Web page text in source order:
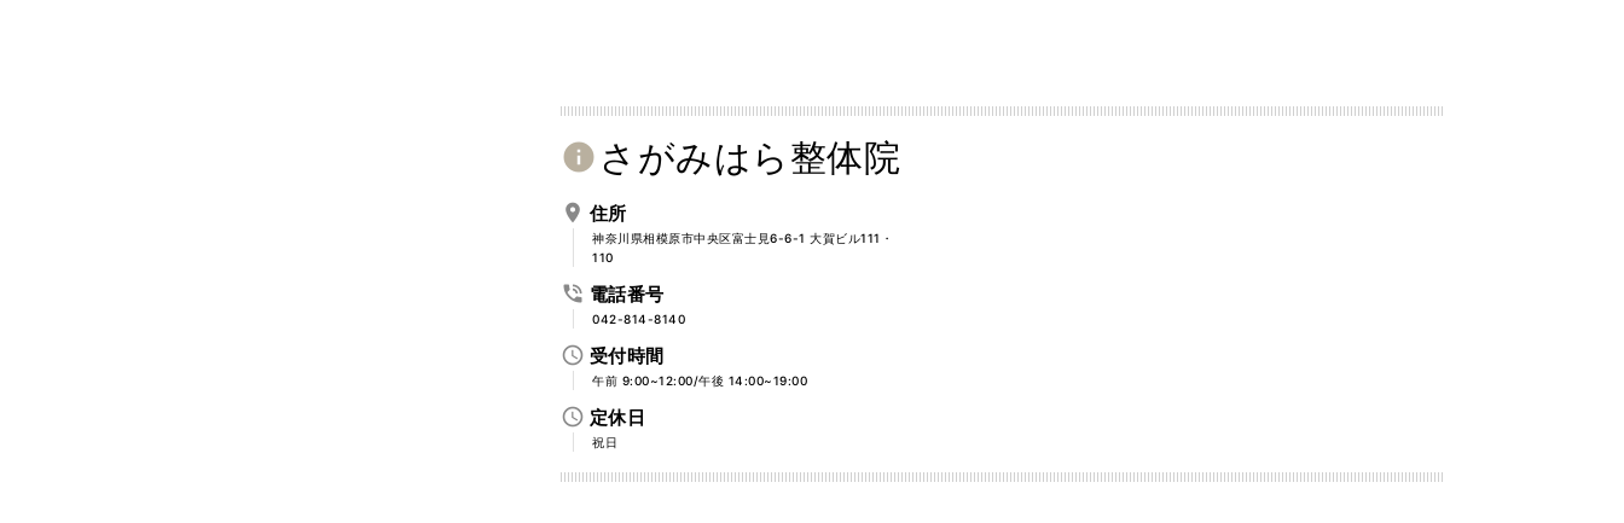
info さがみはら整体院
place 住所
神奈川県相模原市中央区富士見6-6-1 大賀ビル111・
110
phone_in_talk 電話番号
042-814-8140
access_time 受付時間
午前 9:00~12:00/午後 14:00~19:00
access_time 定休日
祝日